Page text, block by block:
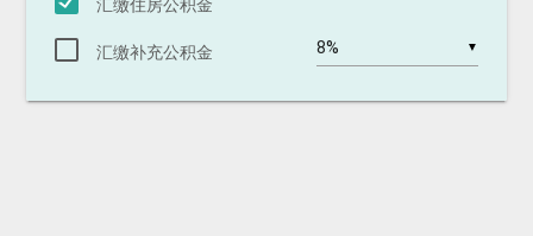
汇缴住房公积金
汇缴补充公积金 ▼